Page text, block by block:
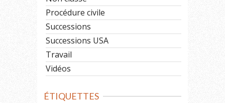
Procédure civile
Successions
Successions USA
Travail
Vidéos
ÉTIQUETTES